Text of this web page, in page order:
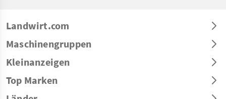
Landwirt.com
Maschinengruppen
Kleinanzeigen
Top Marken